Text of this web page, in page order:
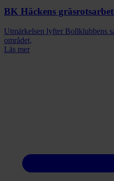
BK Häckens
Utmärkelsen lyfter Bollklubbens
området,
Läs mer